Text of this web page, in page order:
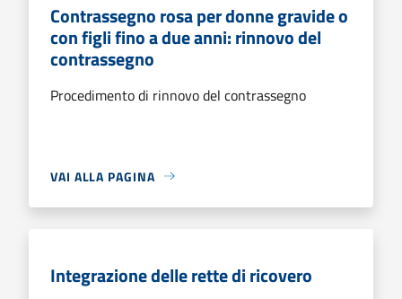
Contrassegno rosa per donne gravide o
con figli fino a due anni: rinnovo del
contrassegno
Procedimento di rinnovo del contrassegno
VAI ALLA PAGINA
Integrazione delle rette di ricovero